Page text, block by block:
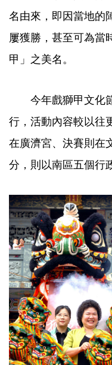
名由來，即因當地的
屢獲勝，甚至可為當
甲」之美名。
今年戲獅甲文化節
行，活動內容較以往
在廣濟宮、決賽則在
分，則以南區五個行